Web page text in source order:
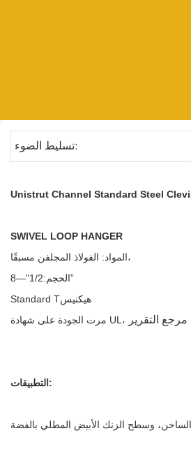
تسليط الضوء:
SWIVEL LOOP HANGER
المواد: الفولاذ المجلفن مسبقًا،
الحجم:1/2"—8”
Standard Tهيكنيس
مرت الجودة على شهادة UL،
التطبيقات: